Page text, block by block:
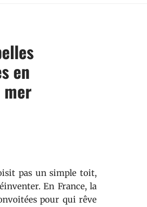
en
mer
pas un simple toit,
En France, la
pour qui rêve